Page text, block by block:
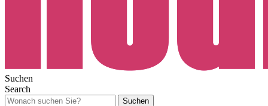
Suchen
Search
Suchen